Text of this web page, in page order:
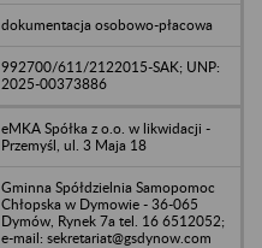
dokumentacja osobowo-płacowa
992700/611/2122015-SAK; UNP:
2025-00373886
eMKA Spółka z o.o. w likwidacji -
Przemyśl, ul. 3 Maja 18
Gminna Spółdzielnia Samopomoc
Chłopska w Dymowie - 36-065
Dymów, Rynek 7a tel. 16 6512052;
e-mail: sekretariat@gsdynow.com